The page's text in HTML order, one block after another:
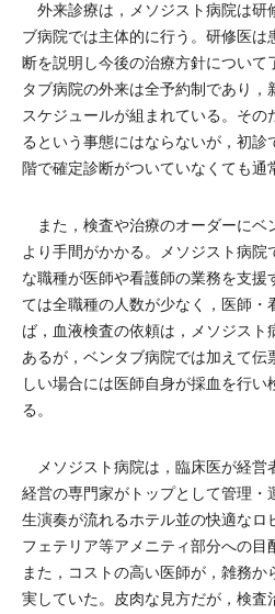
外来診療は，メソジスト病院は研
ブ病院では主体的に行う。研修医
断を説明し今後の治療方針について
タブ病院の外来は全予約制であり
スケジュールが組まれている。そ
るという事態にはならないが，初
階で確定診断がついていなくても通
また，検査や治療のオーダーにベ
より手間がかかる。メソジスト病
な職種が医師や看護師の業務を支
ては全職種の人数が少なく，医師・
ば，血液検査の依頼は，メソジス
あるが，ベンタブ病院では加えて伝
しい場合には医師自身が採血を行
る。
メソジスト病院は，臨床医が経営
経営の専門家がトップとして管理・
生演奏が流れるホテル並の快適なロ
フェテリア等アメニティ部分への目
また，コストの高い医師が，雑務
実していた。皮肉な見方だが，検査